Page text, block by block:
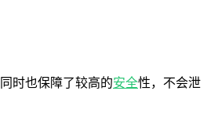
时也保障了较高的安全性，不会泄